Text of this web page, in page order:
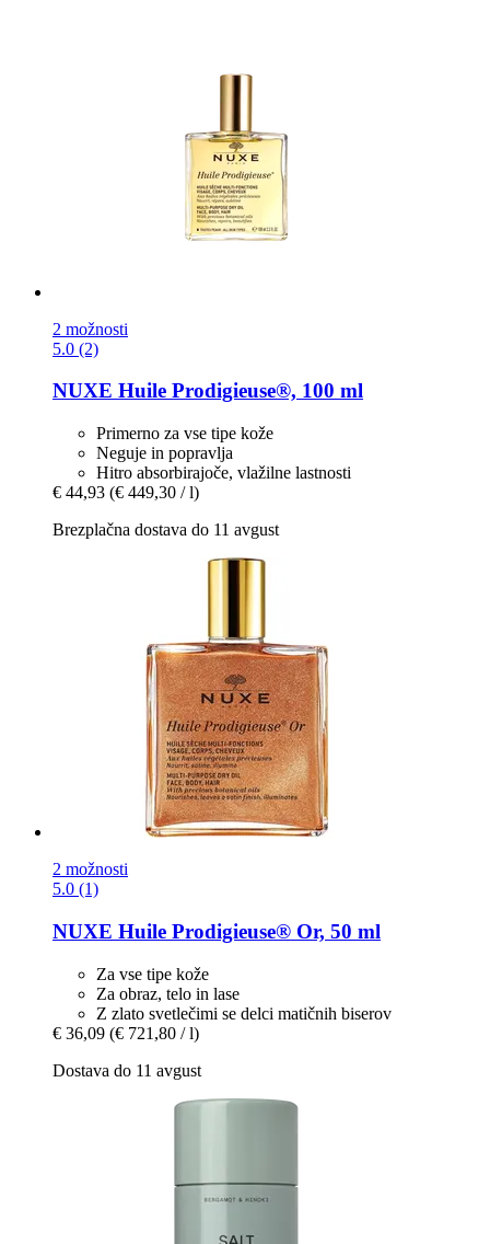
2 možnosti
5.0 (2)
NUXE Huile Prodigieuse®, 100 ml
Primerno za vse tipe kože
Neguje in popravlja
Hitro absorbirajoče, vlažilne lastnosti
€ 44,93 (€ 449,30 / l)
Brezplačna dostava do 11 avgust
2 možnosti
5.0 (1)
NUXE Huile Prodigieuse® Or, 50 ml
Za vse tipe kože
Za obraz, telo in lase
Z zlato svetlečimi se delci matičnih biserov
€ 36,09 (€ 721,80 / l)
Dostava do 11 avgust